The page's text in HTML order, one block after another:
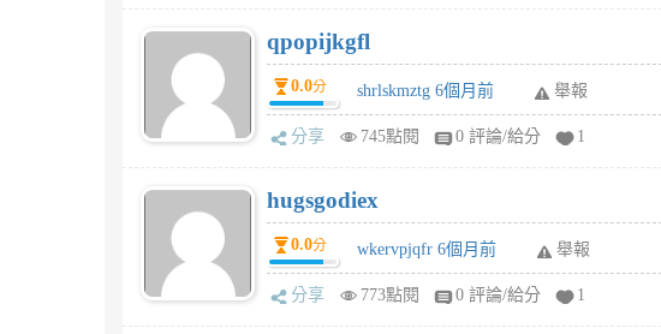
qpopijkgfl
0.0分 shrlskmztg 6個月前 舉報
分享 745點閱 0 評論/給分 1
hugsgodiex
0.0分 wkervpjqfr 6個月前 舉報
分享 773點閱 0 評論/給分 1